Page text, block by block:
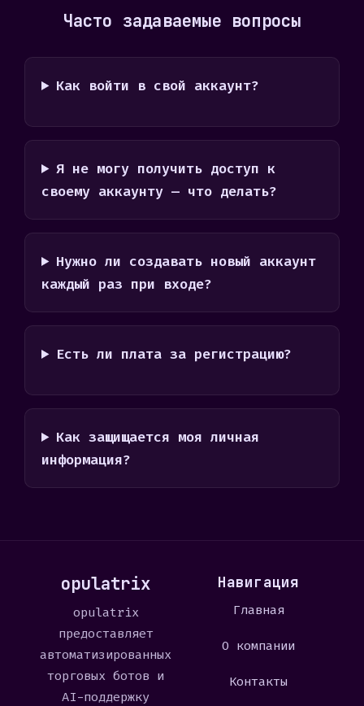
Часто задаваемые вопросы
Как войти в свой аккаунт?
Я не могу получить доступ к
своему аккаунту — что делать?
Нужно ли создавать новый аккаунт
каждый раз при входе?
Есть ли плата за регистрацию?
Как защищается моя личная
информация?
opulatrix
opulatrix
предоставляет
автоматизированных
торговых ботов и
AI-поддержку
Навигация
Главная
О компании
Контакты